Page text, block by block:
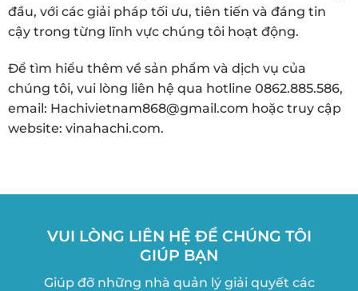
đầu, với các giải pháp tối ưu, tiên tiến và đáng tin
cậy trong từng lĩnh vực chúng tôi hoạt động.
Để tìm hiểu thêm về sản phẩm và dịch vụ của
chúng tôi, vui lòng liên hệ qua hotline 0862.885.586,
email: Hachivietnam868@gmail.com hoặc truy cập
website: vinahachi.com.
VUI LÒNG LIÊN HỆ ĐỂ CHÚNG TÔI
GIÚP BẠN
Giúp đỡ những nhà quản lý giải quyết các